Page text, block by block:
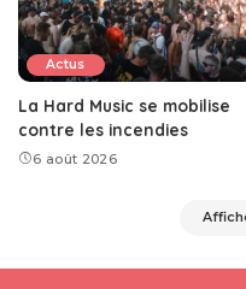
Actus
La Hard Music se mobilise
contre les incendies
6 août 2026